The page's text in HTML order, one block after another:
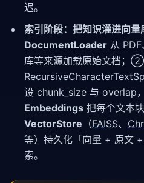
迟。
索引阶段：把知识灌进向量
DocumentLoader 从
库等来源加载原始文档；②
设 chunk_size 与 overlap
Embeddings 把每个文本
VectorStore （FAISS、
等）持久化「向量 + 原文
索。